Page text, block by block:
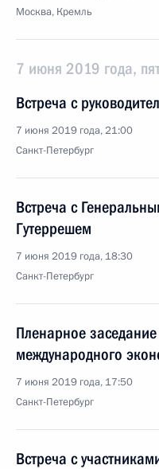
Москва, Кремль
7 июня 2019 года,
Встреча с
7 июня 2019 года, 21:00
Санкт-Петербург
Встреча с
Гутеррешем
7 июня 2019 года, 18:30
Санкт-Петербург
Пленарное заседание
международного
7 июня 2019 года, 17:50
Санкт-Петербург
Встреча с